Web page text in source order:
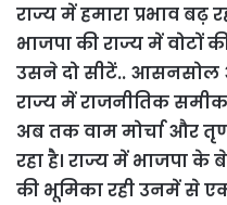
राज्य में हमारा प्रभाव बढ़
भाजपा की राज्य में वोटों
उसने दो सीटें.. आसनसोल
राज्य में राजनीतिक
अब तक वाम मोर्चा और
रहा है। राज्य में भाजपा के
की भूमिका रही उनमें से एक